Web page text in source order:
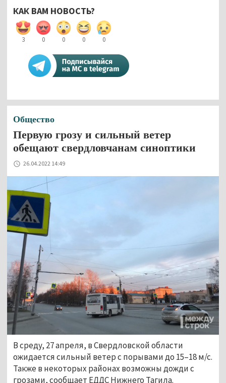
КАК ВАМ НОВОСТЬ?
3 0 0 0 0
Общество
Первую грозу и сильный ветер
обещают свердловчанам синоптики
26.04.2022 14:49
В среду, 27 апреля, в Свердловской области
ожидается сильный ветер с порывами до 15–18 м/с.
Также в некоторых районах возможны дожди с
грозами, сообщает ЕДДС Нижнего Тагила.